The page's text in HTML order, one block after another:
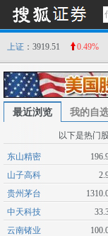
上证 ：3919.51 0.49%
最近浏览 我的自
以下是热门
东山精密
山子高科
贵州茅台
中天科技
云南锗业